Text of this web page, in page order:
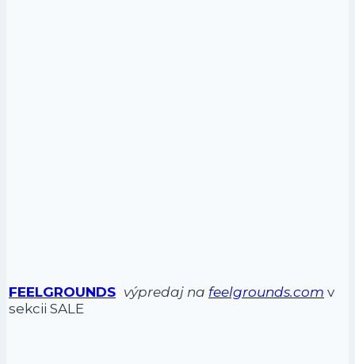
FEELGROUNDS výpredaj na feelgrounds.com v
sekcii SALE